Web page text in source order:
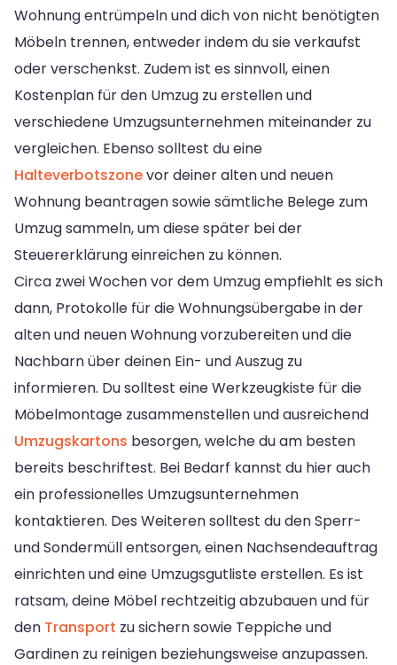
Wohnung entrümpeln und dich von nicht benötigten
Möbeln trennen, entweder indem du sie verkaufst
oder verschenkst. Zudem ist es sinnvoll, einen
Kostenplan für den Umzug zu erstellen und
verschiedene Umzugsunternehmen miteinander zu
vergleichen. Ebenso solltest du eine
Halteverbotszonevor deiner alten und neuen
Wohnung beantragen sowie sämtliche Belege zum
Umzug sammeln, um diese später bei der
Steuererklärung einreichen zu können.
Circa zwei Wochen vor dem Umzug empfiehlt es sich
dann, Protokolle für die Wohnungsübergabe in der
alten und neuen Wohnung vorzubereiten und die
Nachbarn über deinen Ein- und Auszug zu
informieren. Du solltest eine Werkzeugkiste für die
Möbelmontage zusammenstellen und ausreichend
Umzugskartons besorgen, welche du am besten
bereits beschriftest. Bei Bedarf kannst du hier auch
ein professionelles Umzugsunternehmen
kontaktieren. Des Weiteren solltest du den Sperr-
und Sondermüll entsorgen, einen Nachsendeauftrag
einrichten und eine Umzugsgutliste erstellen. Es ist
ratsam, deine Möbel rechtzeitig abzubauen und für
den Transport zu sichern sowie Teppiche und
Gardinen zu reinigen beziehungsweise anzupassen.